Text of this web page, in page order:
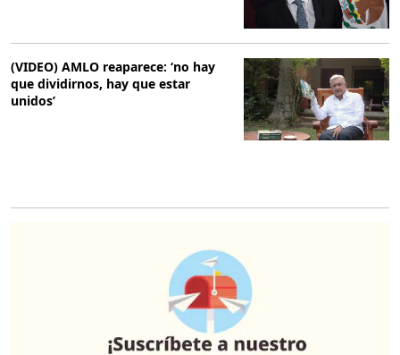
(VIDEO) AMLO reaparece: ‘no hay
que dividirnos, hay que estar
unidos’